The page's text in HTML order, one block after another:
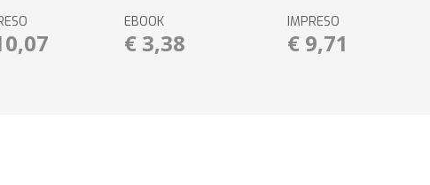
EBOOK
€ 3,38
IMPRESO
€ 9,71